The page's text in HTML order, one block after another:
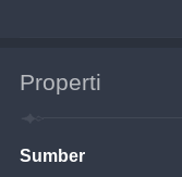
Properti
Sumber